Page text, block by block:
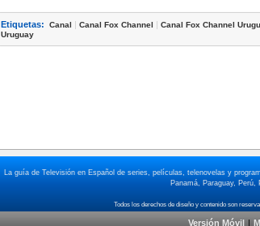
Etiquetas: Canal | Canal Fox Channel | Canal Fox Channel
Uruguay
La guía de Televisión en Español de series, películas, telenovelas y
Panamá, Paraguay,
Versión Móvil |